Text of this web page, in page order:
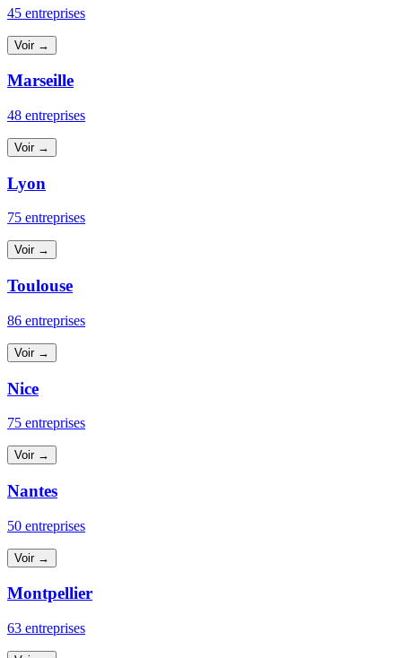
45 entreprises
Voir →
Marseille
48 entreprises
Voir →
Lyon
75 entreprises
Voir →
Toulouse
86 entreprises
Voir →
Nice
75 entreprises
Voir →
Nantes
50 entreprises
Voir →
Montpellier
63 entreprises